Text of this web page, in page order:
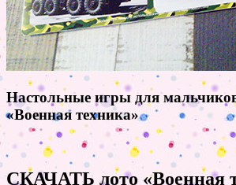
Настольные игры для
«Военная техника»
СКАЧАТЬ лото «Военная